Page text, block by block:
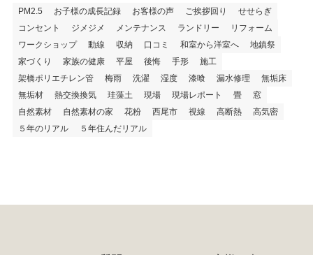
PM2.5 お子様の成長記録 お客様の声 ご挨拶回り
せせらぎ
コンセント
ジメジメ メンテナンス ランドリー
リフォーム
ワークショップ
動線 収納 口コミ 和室から洋室へ
地鎮祭
家づくり
家族の健康 平屋 後悔 手形
施工
架橋ポリエチレン管
梅雨 洗濯 湿度 漆喰 漏水修理
無垢床
無垢材
熱交換換気 珪藻土 現場 現場レポート 畳
窓
自然素材
自然素材の家 花粉 西尾市 視線 高断熱
高気密
５年のリアル
５年住んだリアル